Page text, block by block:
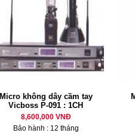
Micro không dây cầm tay
Vicboss P-091 : 1CH
8,600,000 VNĐ
Bảo hành : 12 tháng